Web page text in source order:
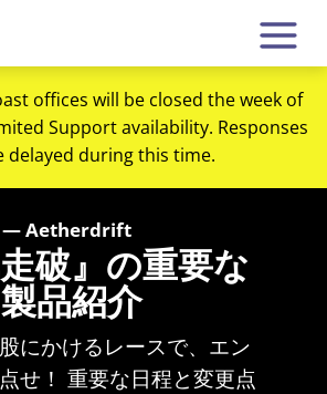
offices will be closed the week of
Support availability. Responses
delayed during this time.
— Aetherdrift
走破』の重要な
品紹介
にかけるレースで、エン
せ！ 重要な日程と変更点